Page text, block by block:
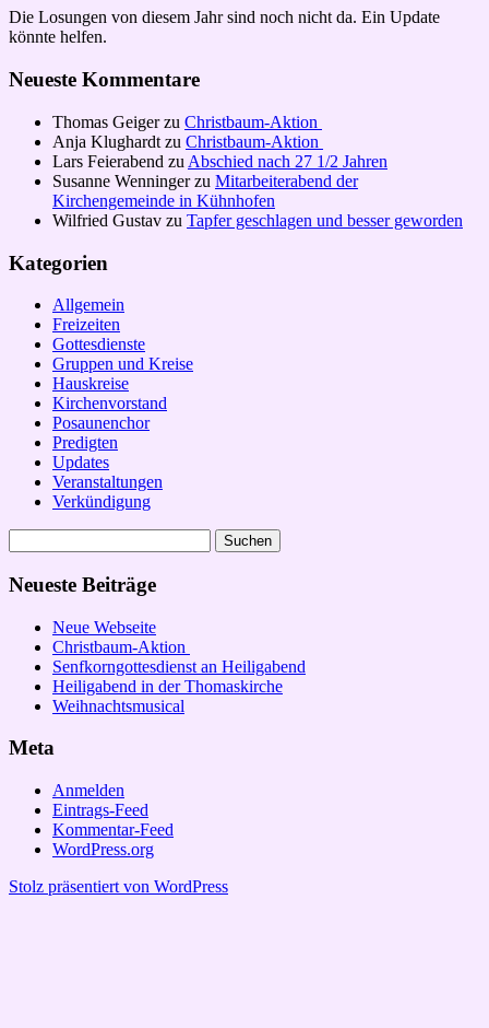
Die Losungen von diesem Jahr sind noch nicht da. Ein Update
könnte helfen.
Neueste Kommentare
Thomas Geigerzu Christbaum-Aktion
Anja Klughardt zu Christbaum-Aktion
Lars Feierabend zu Abschied nach 27 1/2 Jahren
Susanne Wenningerzu Mitarbeiterabend der
Kirchengemeinde in Kühnhofen
Wilfried Gustav zu Tapfer geschlagen und besser geworden
Kategorien
Allgemein
Freizeiten
Gottesdienste
Gruppen und Kreise
Hauskreise
Kirchenvorstand
Posaunenchor
Predigten
Updates
Veranstaltungen
Verkündigung
nach:
Neueste Beiträge
Neue Webseite
Christbaum-Aktion
Senfkorngottesdienst an Heiligabend
Heiligabend in der Thomaskirche
Weihnachtsmusical
Meta
Anmelden
Eintrags-Feed
Kommentar-Feed
WordPress.org
Stolz präsentiert von WordPress